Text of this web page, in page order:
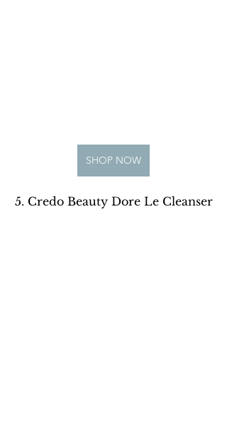
SHOP NOW
5. Credo Beauty Dore Le Cleanser